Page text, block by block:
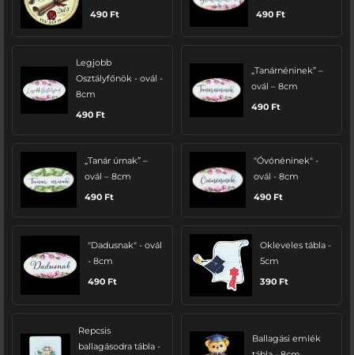
490 Ft
490 Ft
Legjobb
Osztályfőnök - ovál -
8cm
490 Ft
„Tanárnéninek” –
ovál – 8cm
490 Ft
„Tanár úrnak” –
ovál – 8cm
490 Ft
"Óvónéninek" -
ovál - 8cm
490 Ft
"Dadusnak" - ovál
- 8cm
490 Ft
Okleveles tábla -
5cm
390 Ft
Repcsis
ballagásodra tábla -
Ballagási emlék